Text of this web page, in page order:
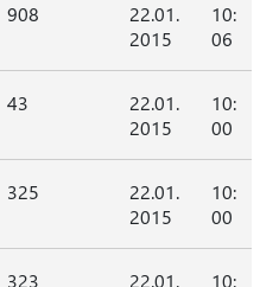
908
22.01.
2015
10:
06
43
22.01.
2015
10:
00
325
22.01.
2015
10:
00
323
22.01.
10: